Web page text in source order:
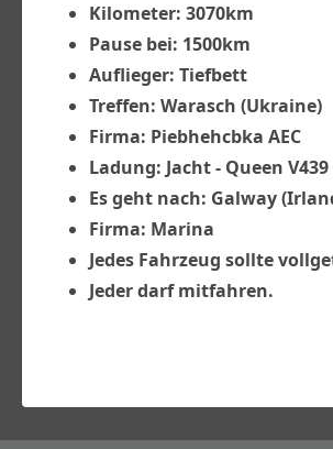
Kilometer: 3070km
Pause bei: 1500km
Auflieger: Tiefbett
Treffen: Warasch (Ukraine)
Firma: Piebhehcbka AEC
Ladung: Jacht - Queen V439
Es geht nach: Galway
Firma: Marina
Jedes Fahrzeug sollte
Jeder darf mitfahren.